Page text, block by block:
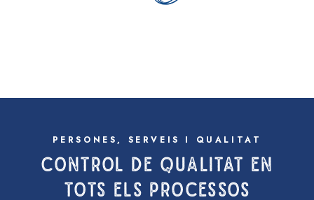
PERSONES, SERVEIS I QUALITAT
CONTROL DE QUALITAT EN
TOTS ELS PROCESSOS